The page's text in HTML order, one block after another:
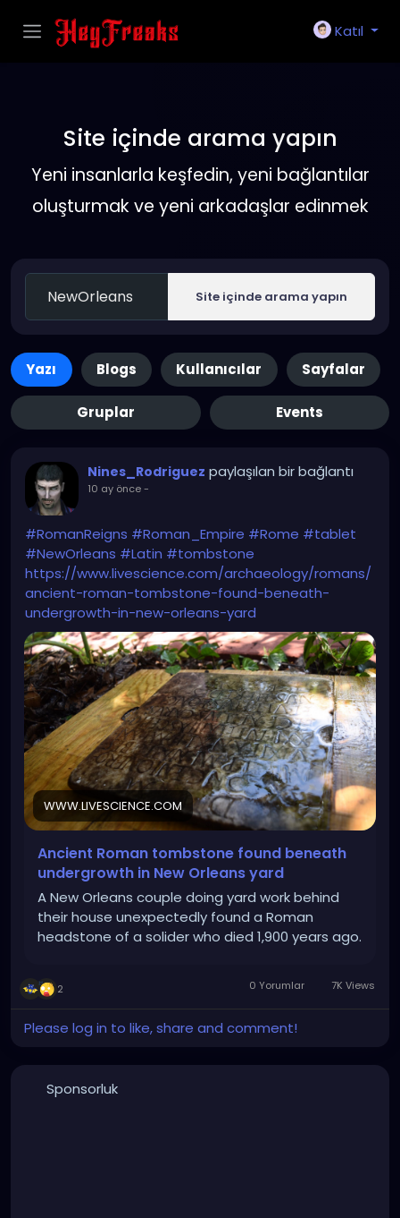
Katıl
Site içinde arama yapın
Yeni insanlarla keşfedin, yeni bağlantılar
oluşturmak ve yeni arkadaşlar edinmek
Site içinde arama yapın
Yazı Blogs Kullanıcılar Sayfalar
Gruplar Events
Nines_Rodriguez paylaşılan bir bağlantı
10 ay önce-
#RomanReigns #Roman_Empire #Rome #tablet
#NewOrleans #Latin #tombstone
https://www.livescience.com/archaeology/romans/
ancient-roman-tombstone-found-beneath-
undergrowth-in-new-orleans-yard
WWW.LIVESCIENCE.COM
Ancient Roman tombstone found beneath
undergrowth in New Orleans yard
A New Orleans couple doing yard work behind
their house unexpectedly found a Roman
headstone of a solider who died 1,900 years ago.
2 0 Yorumlar 7K Views
Please log in to like, share and comment!
Sponsorluk